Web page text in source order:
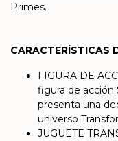
Primes.
CARACTERÍSTICAS
FIGURA DE
figura de acción
presenta una
universo
JUGUETE